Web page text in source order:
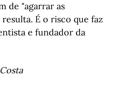
de "agarrar as
É o risco que faz
e fundador da